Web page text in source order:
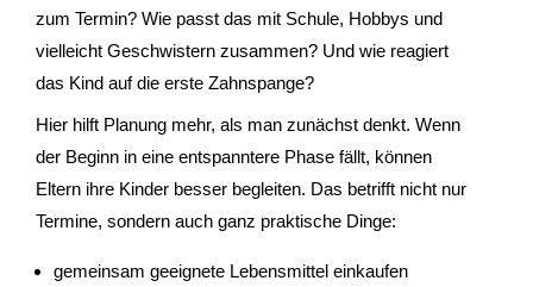
zum Termin? Wie passt das mit Schule, Hobbys und
vielleicht Geschwistern zusammen? Und wie reagiert
das Kind auf die erste Zahnspange?
Hier hilft Planung mehr, als man zunächst denkt. Wenn
der Beginn in eine entspanntere Phase fällt, können
Eltern ihre Kinder besser begleiten. Das betrifft nicht nur
Termine, sondern auch ganz praktische Dinge:
gemeinsam geeignete Lebensmittel einkaufen